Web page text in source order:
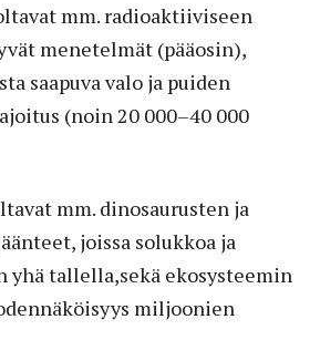
mm. radioaktiiviseen
menetelmät (pääosin),
saapuva valo ja puiden
(noin 20 000–40 000
mm. dinosaurusten ja
joissa solukkoa ja
yhä tallella,sekä ekosysteemin
miljoonien